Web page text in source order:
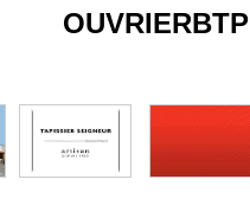
OUVRIERBTP